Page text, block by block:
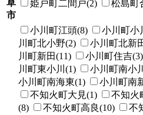
草
市
姫戸町二間戸(2)
松島町
小川町江頭(8) 小川町小
川町北小野(2)
小川町北新
川町新田(11)
小川町住吉(3)
川町東小川(1)
小川町南小
小川町南海東(1)
小川町南
不知火町大見(1)
不知火
(8)
不知火町高良(10) 不